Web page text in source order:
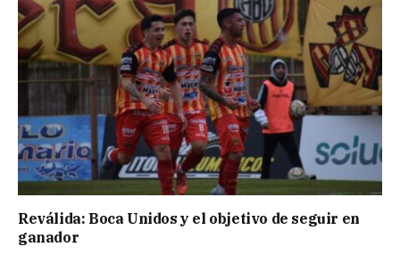
Reválida: Boca Unidos y el objetivo de seguir en
ganador